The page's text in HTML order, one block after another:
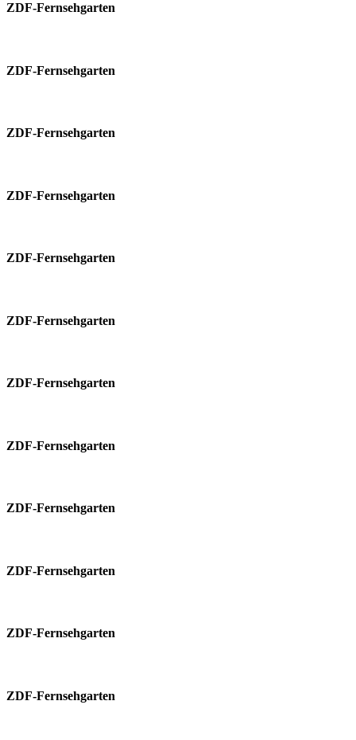
ZDF-Fernsehgarten
ZDF-Fernsehgarten
ZDF-Fernsehgarten
ZDF-Fernsehgarten
ZDF-Fernsehgarten
ZDF-Fernsehgarten
ZDF-Fernsehgarten
ZDF-Fernsehgarten
ZDF-Fernsehgarten
ZDF-Fernsehgarten
ZDF-Fernsehgarten
ZDF-Fernsehgarten